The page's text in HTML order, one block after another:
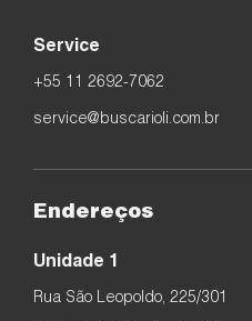
Service
+55 11 2692-7062
service@buscarioli.com.br
Endereços
Unidade 1
Rua São Leopoldo, 225/301